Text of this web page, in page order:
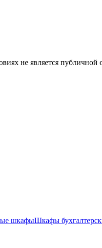
не является
шкафыШкафы